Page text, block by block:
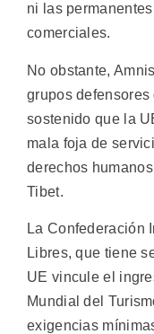
ni las
comerciales.
No obstante,
grupos
sostenido que la
mala foja de
derechos
Tibet.
La Confederación
Libres, que tiene
UE vincule el
Mundial del
exigencias